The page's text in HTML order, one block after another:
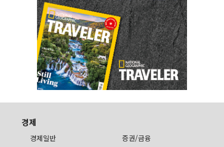
경제
경제일반
증권/금융